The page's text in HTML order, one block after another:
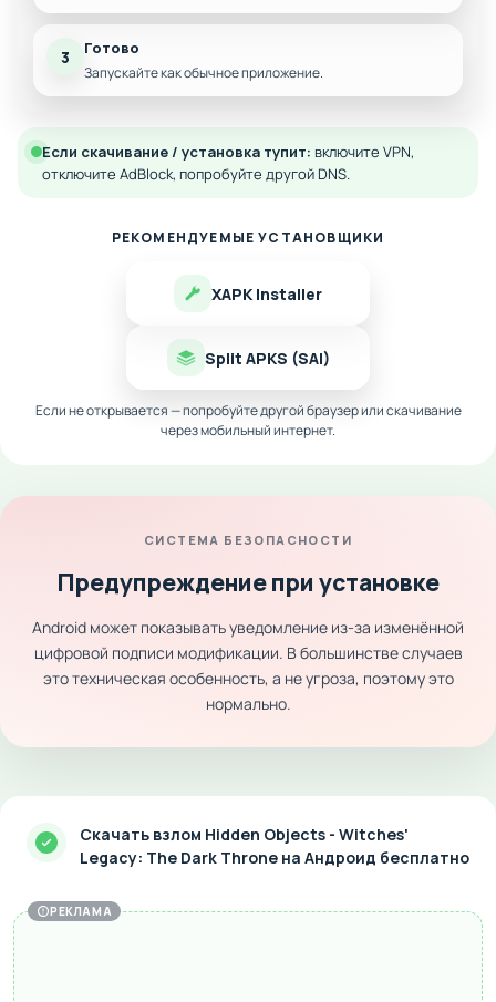
3 Готово
Запускайте как обычное приложение.
Если скачивание / установка тупит: включите VPN,
отключите AdBlock, попробуйте другой DNS.
РЕКОМЕНДУЕМЫЕ УСТАНОВЩИКИ
XAPK Installer
Split APKS (SAI)
Если не открывается — попробуйте другой браузер или скачивание
через мобильный интернет.
СИСТЕМА БЕЗОПАСНОСТИ
Предупреждение при установке
Android может показывать уведомление из-за изменённой
цифровой подписи модификации. В большинстве случаев
это техническая особенность, а не угроза, поэтому это
нормально.
Скачать взлом Hidden Objects - Witches'
Legacy: The Dark Throne на Андроид бесплатно
РЕКЛАМА